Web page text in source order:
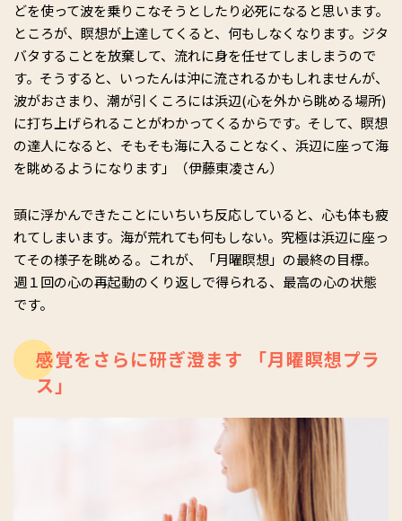
どを使って波を乗りこなそうとしたり必死になると思います。
ところが、瞑想が上達してくると、何もしなくなります。ジタ
バタすることを放棄して、流れに身を任せてしましまうので
す。そうすると、いったんは沖に流されるかもしれませんが、
波がおさまり、潮が引くころには浜辺(心を外から眺める場所)
に打ち上げられることがわかってくるからです。そして、瞑想
の達人になると、そもそも海に入ることなく、浜辺に座って海
を眺めるようになります」（伊藤東凌さん）
頭に浮かんできたことにいちいち反応していると、心も体も疲
れてしまいます。海が荒れても何もしない。究極は浜辺に座っ
てその様子を眺める。これが、「月曜瞑想」の最終の目標。
週１回の心の再起動のくり返しで得られる、最高の心の状態
です。
感覚をさらに研ぎ澄ます 「月曜瞑想プラ
ス」